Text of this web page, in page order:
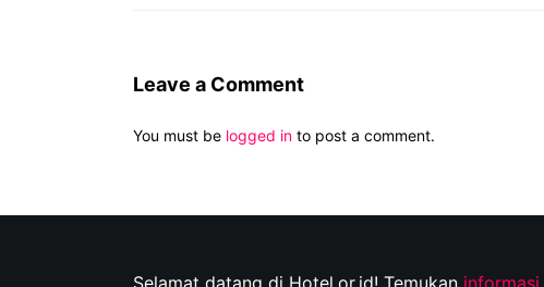
Leave a Comment
You must be logged in to post a comment.
Selamat datang di Hotel.or.id! Temukan informasi